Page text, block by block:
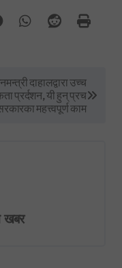
दाहालद्वारा उच्च
प्रर्दशन, यी हुन् प्रच
महत्त्वपूर्ण काम
खबर